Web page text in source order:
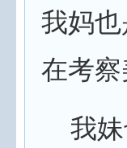
我妈
在考察
我妹